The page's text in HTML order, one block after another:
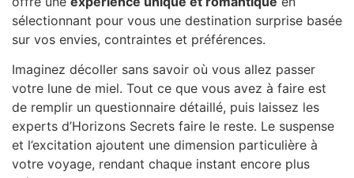
sélectionnant pour vous une destination surprise basée
sur vos envies, contraintes et préférences.
Imaginez décoller sans savoir où vous allez passer
votre lune de miel. Tout ce que vous avez à faire est
de remplir un questionnaire détaillé, puis laissez les
experts d’Horizons Secrets faire le reste. Le suspense
et l’excitation ajoutent une dimension particulière à
votre voyage, rendant chaque instant encore plus